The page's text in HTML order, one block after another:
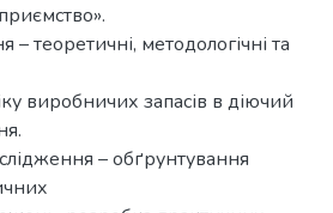
теоретичні, методологічні та
виробничих запасів в діючий
– обґрунтування